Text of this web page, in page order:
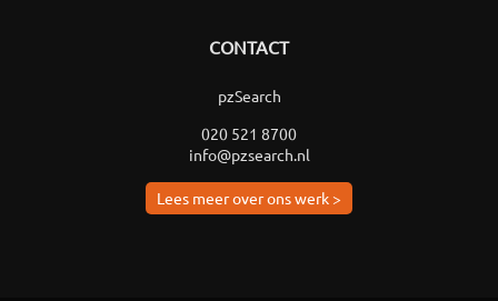
CONTACT
pzSearch
020 521 8700
info@pzsearch.nl
Lees meer over ons werk >